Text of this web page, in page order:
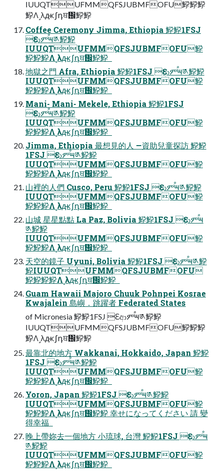
IUUQTUFMMQFSJUBMFOFU䱆䱆䱆
䱆Λ˼λԫʃդਥ᎜䱆䱆  
Coffee Ceremony Jimma, Ethiopia 䱆䱆1FSJ
Ԑආምٙࠬ౻༁䱆䱆
IUUQTUFMMQFSJUBMFOFU䱆
䱆䱆䱆Λ˼λԫʃդਥ᎜䱆䱆  
地獄之門 Afra, Ethiopia 䱆䱆1FSJ Ԑආምٙࠬ౻༁䱆䱆
IUUQTUFMMQFSJUBMFOFU䱆
䱆䱆䱆Λ˼λԫʃդਥ᎜䱆䱆  
Mani- Mani- Mekele, Ethiopia 䱆䱆1FSJ
Ԑආምٙࠬ౻༁䱆䱆
IUUQTUFMMQFSJUBMFOFU䱆
䱆䱆䱆Λ˼λԫʃդਥ᎜䱆䱆  
Jimma, Ethiopia 最想見的人 —資助兒童探訪 䱆䱆
1FSJ Ԑආምٙࠬ౻༁䱆䱆
IUUQTUFMMQFSJUBMFOFU䱆
䱆䱆䱆Λ˼λԫʃդਥ᎜䱆䱆  
山裡的人們 Cusco, Peru 䱆䱆1FSJ Ԑආምٙࠬ౻༁䱆䱆
IUUQTUFMMQFSJUBMFOFU䱆
䱆䱆䱆Λ˼λԫʃդਥ᎜䱆䱆  
山城 星星點點 La Paz, Bolivia 䱆䱆1FSJ Ԑආምٙࠬ౻
༁䱆䱆
IUUQTUFMMQFSJUBMFOFU䱆
䱆䱆䱆Λ˼λԫʃդਥ᎜䱆䱆  
天空的鏡子 Uyuni, Bolivia 䱆䱆1FSJ Ԑආምٙࠬ౻༁䱆
䱆IUUQTUFMMQFSJUBMFOFU
䱆䱆䱆䱆Λ˼λԫʃդਥ᎜䱆䱆  
Guam Hawaii Majoro Chuuk Pohnpei Kosrae
Kwajalein 島嶼．跳躍者 Federated States
of Micronesia 䱆䱆1FSJ Ԑආምٙࠬ౻༁䱆䱆
IUUQTUFMMQFSJUBMFOFU䱆䱆䱆
䱆Λ˼λԫʃդਥ᎜䱆䱆  
最靠北的地方 Wakkanai, Hokkaido, Japan 䱆䱆
1FSJ Ԑආምٙࠬ౻༁䱆䱆
IUUQTUFMMQFSJUBMFOFU䱆
䱆䱆䱆Λ˼λԫʃդਥ᎜䱆䱆  
Yoron, Japan 䱆䱆1FSJ Ԑආምٙࠬ౻༁䱆䱆
IUUQTUFMMQFSJUBMFOFU䱆
䱆䱆䱆Λ˼λԫʃդਥ᎜䱆䱆 幸せになってください 請 變
得幸福  
晚上帶妳去一個地方 小琉球, 台灣 䱆䱆1FSJ Ԑආምٙࠬ౻
༁䱆䱆
IUUQTUFMMQFSJUBMFOFU䱆
䱆䱆䱆Λ˼λԫʃդਥ᎜䱆䱆  